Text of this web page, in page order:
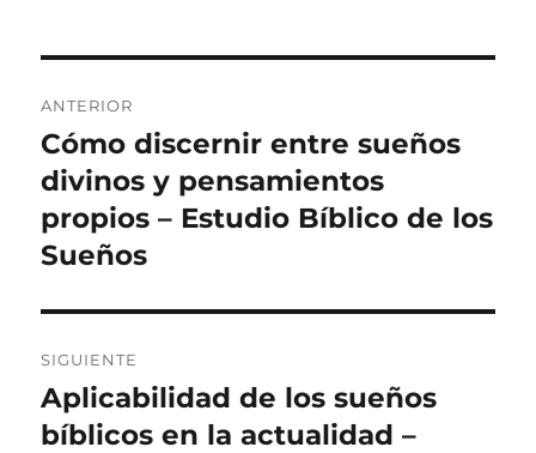
de
entradas
ANTERIOR
Entrada
anterior:
Cómo discernir entre sueños
divinos y pensamientos
propios – Estudio Bíblico de los
Sueños
SIGUIENTE
Entrada
siguiente:
Aplicabilidad de los sueños
bíblicos en la actualidad –